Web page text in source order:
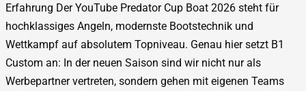
Erfahrung Der YouTube Predator Cup Boat 2026 steht für
hochklassiges Angeln, modernste Bootstechnik und
Wettkampf auf absolutem Topniveau. Genau hier setzt B1
Custom an: In der neuen Saison sind wir nicht nur als
Werbepartner vertreten, sondern gehen mit eigenen Teams